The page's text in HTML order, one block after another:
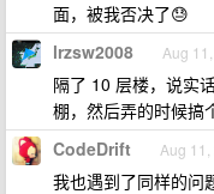
面，被我否决了😓
lrzsw2008 Aug
隔了 10 层楼，说实
棚，然后弄的时候搞
CodeDrift Aug
我也遇到了同样的问